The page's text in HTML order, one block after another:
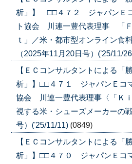
析」】 □□４７２ ジャパンＥ
ト協会 川連一豊代表理事 「Ｆ
ｔ」／米・都市型オンライン食
（2025年11月20日号）('25/11/
【ＥＣコンサルタントによる「
析」】□□４７１ ジャパンＥコ
協会 川連一豊代表理事〈「Ｋ
視する米・シューズメーカーの
号）('25/11/11) (0849)
【ＥＣコンサルタントによる「
析」】□□４７０ ジャパンＥコ